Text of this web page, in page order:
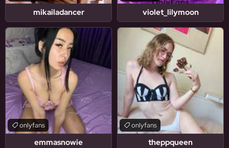
mikailadancer violet_lilymoon
emmasnowie
onlyfans
theppqueen
onlyfans